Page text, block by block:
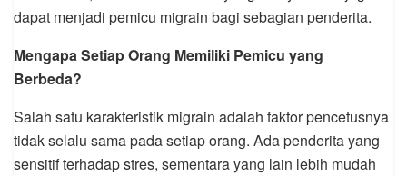
dapat menjadi pemicu migrain bagi sebagian penderita.
Mengapa Setiap Orang Memiliki Pemicu yang
Berbeda?
Salah satu karakteristik migrain adalah faktor pencetusnya
tidak selalu sama pada setiap orang. Ada penderita yang
sensitif terhadap stres, sementara yang lain lebih mudah